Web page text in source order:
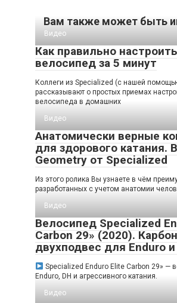
Вам также может быть
Видео
Как правильно настроить
велосипед за 5 минут
Коллеги из Specialized (с нашей
рассказывают о простых приемах
велосипеда в домашних
Видео
Анатомически верные
для здорового катания.
Geometry от Specialized
Из этого ролика Вы узнаете в чём
разработанных с учетом анатомии
Видео
Велосипед Specialized
Carbon 29» (2020).
двухподвес для Enduro и
Specialized Enduro Elite Carbon 29» —
Enduro, DH и агрессивного катания.
Видео